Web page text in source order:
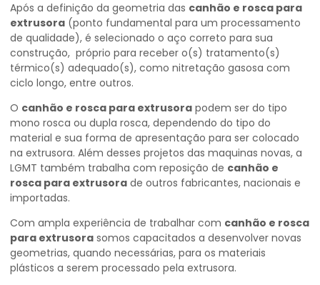
Após a definição da geometria das canhão e rosca para
extrusora (ponto fundamental para um processamento
de qualidade), é selecionado o aço correto para sua
construção, próprio para receber o(s) tratamento(s)
térmico(s) adequado(s), como nitretação gasosa com
ciclo longo, entre outros.
O canhão e rosca para extrusora podem ser do tipo
mono rosca ou dupla rosca, dependendo do tipo do
material e sua forma de apresentação para ser colocado
na extrusora. Além desses projetos das maquinas novas, a
LGMT também trabalha com reposição de canhão e
rosca para extrusora de outros fabricantes, nacionais e
importadas.
Com ampla experiência de trabalhar com canhão e rosca
para extrusora somos capacitados a desenvolver novas
geometrias, quando necessárias, para os materiais
plásticos a serem processado pela extrusora.